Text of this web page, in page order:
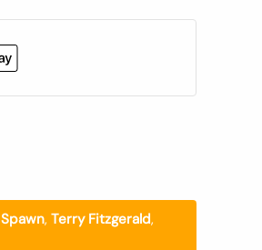
Spawn, Terry Fitzgerald,